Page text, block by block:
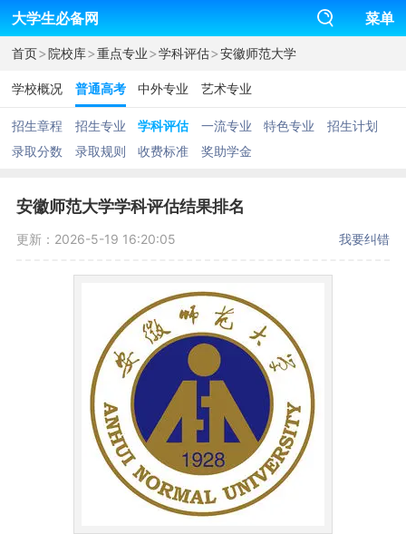
大学生必备网 菜单
首页>院校库>重点专业>学科评估>安徽师范大学
学校概况 普通高考 中外专业 艺术专业
招生章程 招生专业 学科评估 一流专业 特色专业
招生计划
录取分数
录取规则 收费标准 奖助学金
安徽师范大学学科评估结果排名
更新：2026-5-19 16:20:05 我要纠错